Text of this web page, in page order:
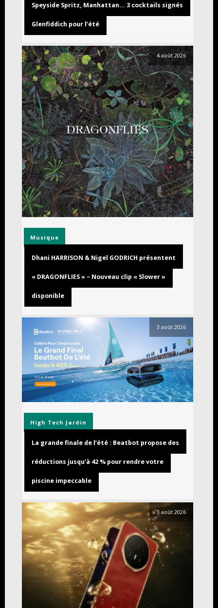
Speyside Spritz, Manhattan… 3 cocktails signés
Glenfiddich pour l’été
4 août 2026
Musique
Dhani HARRISON & Nigel GODRICH présentent
« DRAGONFLIES » – Nouveau clip « Slower »
disponible
3 août 2026
High Tech Jardin
La grande finale de l’été : Beatbot propose des
réductions jusqu’à 42 % pour rendre votre
piscine impeccable
3 août 2026